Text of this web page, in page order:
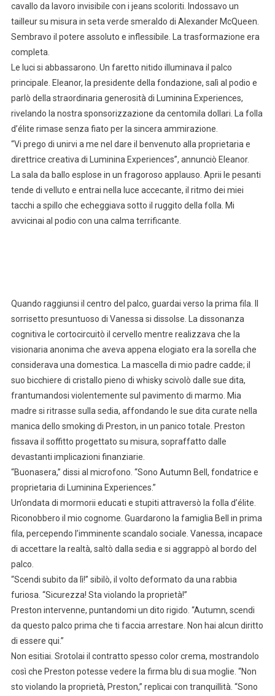
cavallo da lavoro invisibile con i jeans scoloriti. Indossavo un
tailleur su misura in seta verde smeraldo di Alexander McQueen.
Sembravo il potere assoluto e inflessibile. La trasformazione era
completa.
Le luci si abbassarono. Un faretto nitido illuminava il palco
principale. Eleanor, la presidente della fondazione, salì al podio e
parlò della straordinaria generosità di Luminina Experiences,
rivelando la nostra sponsorizzazione da centomila dollari. La folla
d’élite rimase senza fiato per la sincera ammirazione.
“Vi prego di unirvi a me nel dare il benvenuto alla proprietaria e
direttrice creativa di Luminina Experiences”, annunciò Eleanor.
La sala da ballo esplose in un fragoroso applauso. Aprii le pesanti
tende di velluto e entrai nella luce accecante, il ritmo dei miei
tacchi a spillo che echeggiava sotto il ruggito della folla. Mi
avvicinai al podio con una calma terrificante.
Quando raggiunsi il centro del palco, guardai verso la prima fila. Il
sorrisetto presuntuoso di Vanessa si dissolse. La dissonanza
cognitiva le cortocircuitò il cervello mentre realizzava che la
visionaria anonima che aveva appena elogiato era la sorella che
considerava una domestica. La mascella di mio padre cadde; il
suo bicchiere di cristallo pieno di whisky scivolò dalle sue dita,
frantumandosi violentemente sul pavimento di marmo. Mia
madre si ritrasse sulla sedia, affondando le sue dita curate nella
manica dello smoking di Preston, in un panico totale. Preston
fissava il soffitto progettato su misura, sopraffatto dalle
devastanti implicazioni finanziarie.
“Buonasera,” dissi al microfono. “Sono Autumn Bell, fondatrice e
proprietaria di Luminina Experiences.”
Un’ondata di mormorii educati e stupiti attraversò la folla d’élite.
Riconobbero il mio cognome. Guardarono la famiglia Bell in prima
fila, percependo l’imminente scandalo sociale. Vanessa, incapace
di accettare la realtà, saltò dalla sedia e si aggrappò al bordo del
palco.
“Scendi subito da lì!” sibilò, il volto deformato da una rabbia
furiosa. “Sicurezza! Sta violando la proprietà!”
Preston intervenne, puntandomi un dito rigido. “Autumn, scendi
da questo palco prima che ti faccia arrestare. Non hai alcun diritto
di essere qui.”
Non esitiai. Srotolai il contratto spesso color crema, mostrandolo
così che Preston potesse vedere la firma blu di sua moglie. “Non
sto violando la proprietà, Preston,” replicai con tranquillità. “Sono